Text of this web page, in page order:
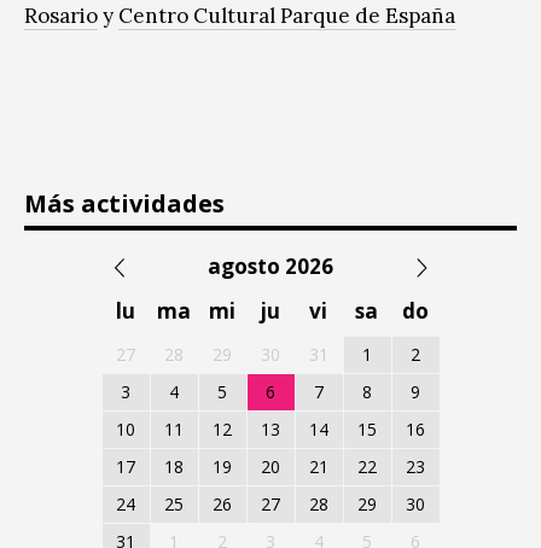
Rosarioy Centro Cultural Parque de España
Más actividades
agosto 2026
lu
ma mi ju vi sa do
27 28 29 30 31 1
2
3
4 5 6 7 8
9
10
11 12 13 14 15
16
17
18 19 20 21 22
23
24
25 26 27 28 29
30
31
1 2 3 4 5 6